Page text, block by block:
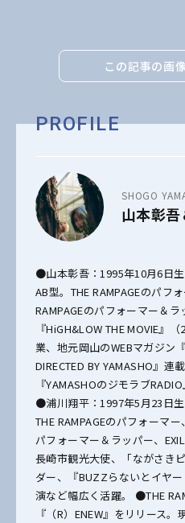
この記事の画
PROFILE
SHOGO
山本彰
●山本彰吾：1995年10月6日生
AB型。THE RAMPAGEのパフ
RAMPAGEのパフォーマー＆
『HiGH&LOW THE MOVIE』
業、地元岡山のWEBマガジン
DIRECTED BY YAMASHO』連
『YAMASHOのジモラブ
●浦川翔平：1997年5月23日生
THE RAMPAGEのパフォーマー
パフォーマー＆ラッパー、
長崎市観光大使、「ながさき
ダー、『BUZZらないとイヤ
演など幅広く活躍。 ●THE
『（R）ENEW』をリリース。